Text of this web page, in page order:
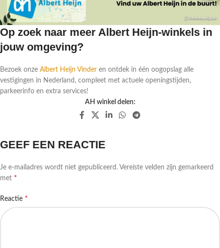
Op zoek naar meer Albert Heijn-winkels in
jouw omgeving?
Bezoek onze Albert Heijn Vinder en ontdek in één oogopslag alle
vestigingen in Nederland, compleet met actuele openingstijden,
parkeerinfo en extra services!
AH winkel delen:
GEEF EEN REACTIE
Je e-mailadres wordt niet gepubliceerd. Vereiste velden zijn gemarkeerd
met *
Reactie *